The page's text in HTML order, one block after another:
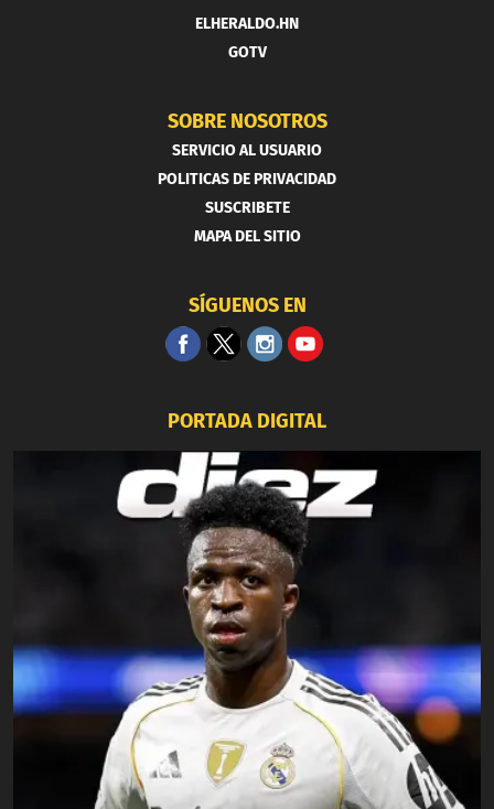
ELHERALDO.HN
GOTV
SOBRE NOSOTROS
SERVICIO AL USUARIO
POLITICAS DE PRIVACIDAD
SUSCRIBETE
MAPA DEL SITIO
SÍGUENOS EN
PORTADA DIGITAL